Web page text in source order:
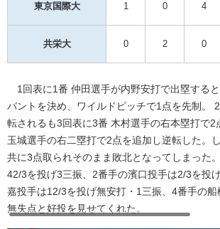
東京国際大 1 0 4
共栄大 0 2 0
1回表に1番 仲田選手が内野安打で出塁する
バントを決め、ワイルドピッチで1点を先制。
転されるも3回表に3番 木村選手の右本塁打で2
玉城選手の右二塁打で2点を追加し逆転した。
共に3点取られそのまま敗北となってしまった
42/3を投げ3三振、2番手の濱口投手は2/3を投
嘉投手は12/3を投げ無安打・1三振、4番手の
無失点と好投を見せてくれた。